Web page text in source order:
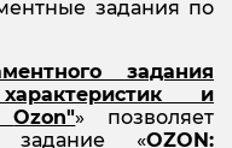
задания по
задания
и
Ozon"» позволяет
задание «OZON: